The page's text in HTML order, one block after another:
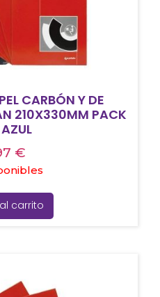
CARBÓN Y DE
210X330MM PACK
€
carrito